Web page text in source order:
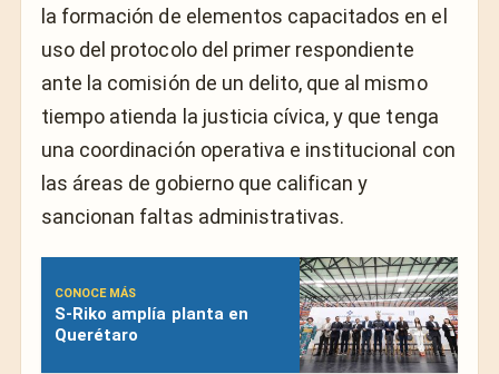
la formación de elementos capacitados en el
uso del protocolo del primer respondiente
ante la comisión de un delito, que al mismo
tiempo atienda la justicia cívica, y que tenga
una coordinación operativa e institucional con
las áreas de gobierno que califican y
sancionan faltas administrativas.
CONOCE MÁS
S-Riko amplía planta en
Querétaro